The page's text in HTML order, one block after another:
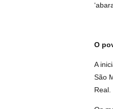
O
A
São
Real.